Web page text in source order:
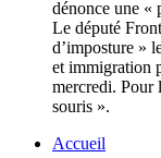
Le député
d’imposture »
et immigration
mercredi. Pour
souris ».
Accueil